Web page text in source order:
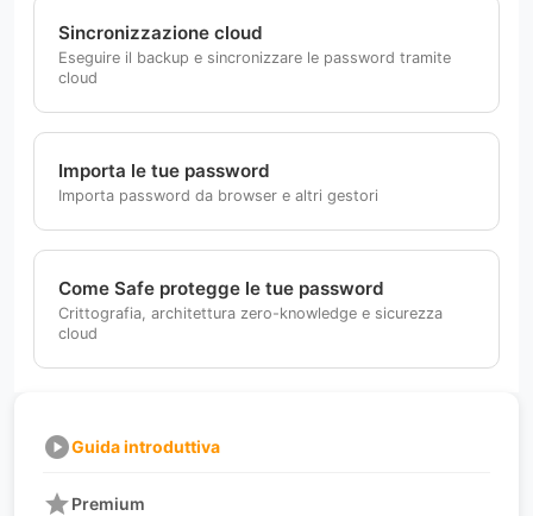
play_circleGuida introduttiva
starPremium
Sincronizzazione cloud
Eseguire il backup e sincronizzare le password tramite
cloud
Importa le tue password
Importa password da browser e altri gestori
Come Safe protegge le tue password
Crittografia, architettura zero-knowledge e sicurezza
cloud